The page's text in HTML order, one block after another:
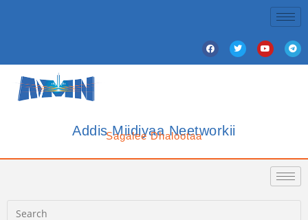
Addis Miidiyaa Neetworkii
Sagalee Dhalootaa